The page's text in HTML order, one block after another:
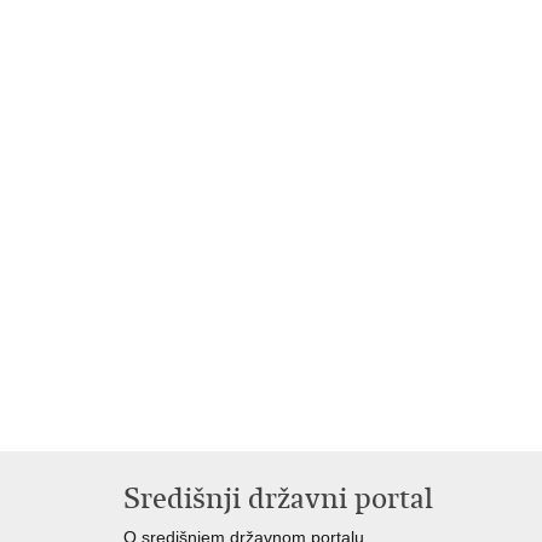
Središnji državni portal
O središnjem državnom portalu